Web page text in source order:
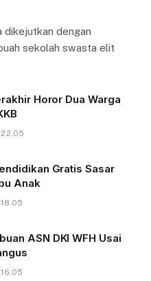
dikejutkan dengan
sekolah swasta elit
Horor Dua Warga
Gratis Sasar
Anak
ASN DKI WFH Usai